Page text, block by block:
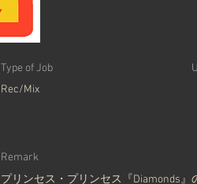
Type of Job
Rec/Mix
Remark
プリンセス・プリンセス『Diamonds』